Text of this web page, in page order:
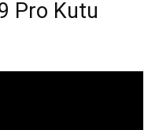
Pro Kutu